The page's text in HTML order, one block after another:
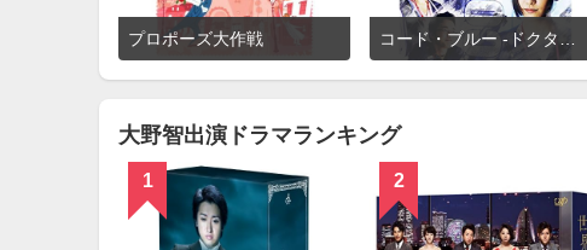
プロポーズ大作戦
大野智出演ドラマランキング
1 2